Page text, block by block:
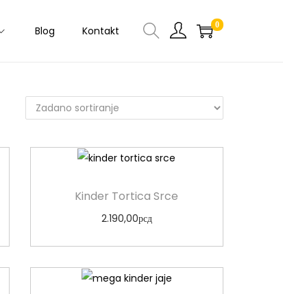
Blog Kontakt 0
Kinder Tortica Srce
2.190,00рсд